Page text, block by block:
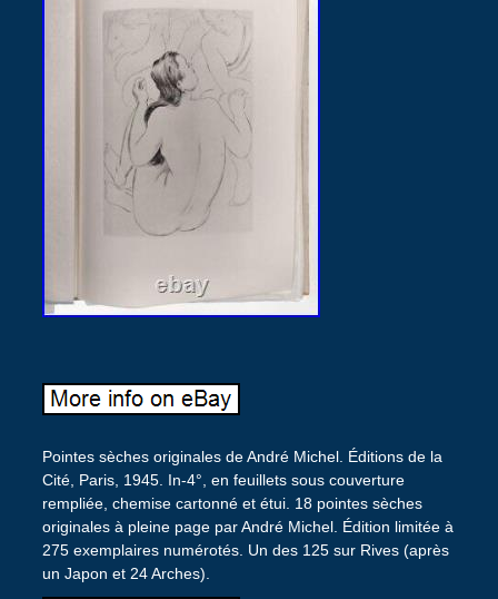
Pointes sèches originales de André Michel. Éditions de la
Cité, Paris, 1945. In-4°, en feuillets sous couverture
rempliée, chemise cartonné et étui. 18 pointes sèches
originales à pleine page par André Michel. Édition limitée à
275 exemplaires numérotés. Un des 125 sur Rives (après
un Japon et 24 Arches).